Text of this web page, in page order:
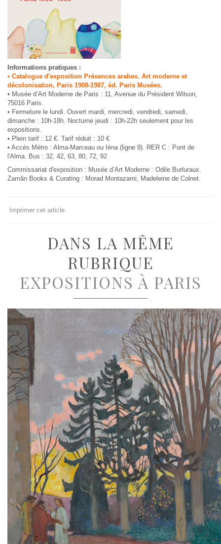
Informations pratiques :
• Catalogue d'exposition Présences arabes. Art moderne et
décolonisation, Paris 1908-1987, éd. Paris Musées.
• Musée d’Art Moderne de Paris : 11, Avenue du Président Wilson,
75016 Paris.
• Fermeture le lundi. Ouvert mardi, mercredi, vendredi, samedi,
dimanche : 10h-18h. Nocturne jeudi : 10h-22h seulement pour les
expositions.
• Plein tarif : 12 €. Tarif réduit : 10 €
• Accès Métro : Alma-Marceau ou Iéna (ligne 9). RER C : Pont de
l'Alma. Bus : 32, 42, 63, 80, 72, 92
Commissariat d'exposition : Musée d’Art Moderne : Odile Burluraux.
Zamân Books & Curating : Morad Montazami, Madeleine de Colnet.
Imprimer cet article
DANS LA MÊME
RUBRIQUE
EXPOSITIONS À PARIS